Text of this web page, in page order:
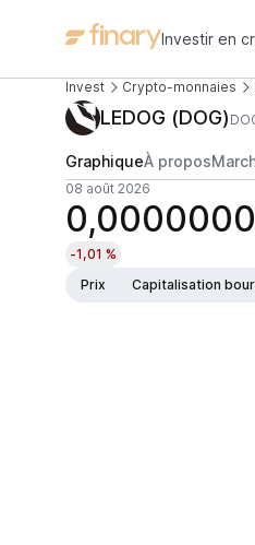
Investir en
Invest Crypto-monnaies
LEDOG (DOG)
GraphiqueÀ propos
08 août 2026
-1,01 %
Prix
Capitalisation